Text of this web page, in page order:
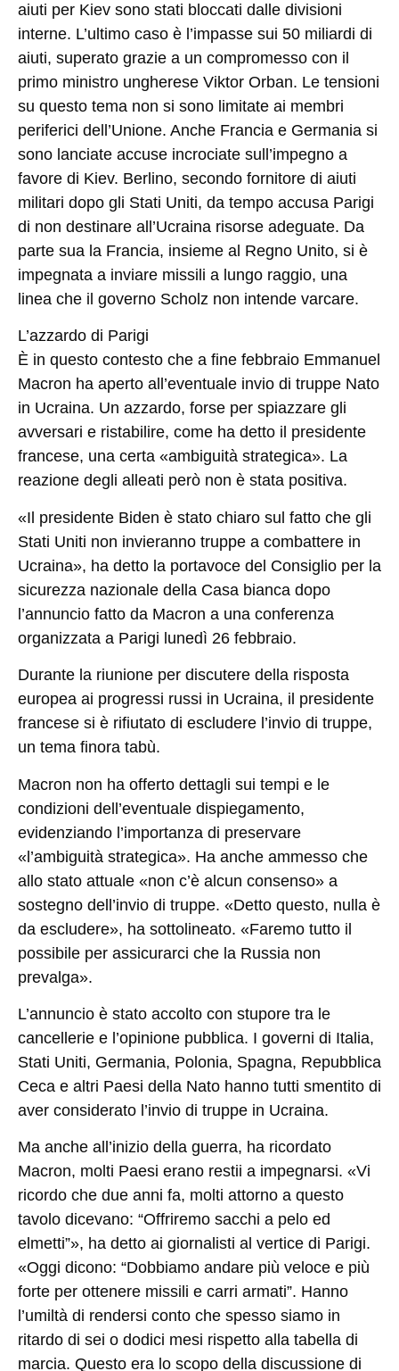
aiuti per Kiev sono stati bloccati dalle divisioni
interne. L’ultimo caso è l’impasse sui 50 miliardi di
aiuti, superato grazie a un compromesso con il
primo ministro ungherese Viktor Orban. Le tensioni
su questo tema non si sono limitate ai membri
periferici dell’Unione. Anche Francia e Germania si
sono lanciate accuse incrociate sull’impegno a
favore di Kiev. Berlino, secondo fornitore di aiuti
militari dopo gli Stati Uniti, da tempo accusa Parigi
di non destinare all’Ucraina risorse adeguate. Da
parte sua la Francia, insieme al Regno Unito, si è
impegnata a inviare missili a lungo raggio, una
linea che il governo Scholz non intende varcare.
L’azzardo di Parigi
È in questo contesto che a fine febbraio Emmanuel
Macron ha aperto all’eventuale invio di truppe Nato
in Ucraina. Un azzardo, forse per spiazzare gli
avversari e ristabilire, come ha detto il presidente
francese, una certa «ambiguità strategica». La
reazione degli alleati però non è stata positiva.
«Il presidente Biden è stato chiaro sul fatto che gli
Stati Uniti non invieranno truppe a combattere in
Ucraina», ha detto la portavoce del Consiglio per la
sicurezza nazionale della Casa bianca dopo
l’annuncio fatto da Macron a una conferenza
organizzata a Parigi lunedì 26 febbraio.
Durante la riunione per discutere della risposta
europea ai progressi russi in Ucraina, il presidente
francese si è rifiutato di escludere l’invio di truppe,
un tema finora tabù.
Macron non ha offerto dettagli sui tempi e le
condizioni dell’eventuale dispiegamento,
evidenziando l’importanza di preservare
«l’ambiguità strategica». Ha anche ammesso che
allo stato attuale «non c’è alcun consenso» a
sostegno dell’invio di truppe. «Detto questo, nulla è
da escludere», ha sottolineato. «Faremo tutto il
possibile per assicurarci che la Russia non
prevalga».
L’annuncio è stato accolto con stupore tra le
cancellerie e l’opinione pubblica. I governi di Italia,
Stati Uniti, Germania, Polonia, Spagna, Repubblica
Ceca e altri Paesi della Nato hanno tutti smentito di
aver considerato l’invio di truppe in Ucraina.
Ma anche all’inizio della guerra, ha ricordato
Macron, molti Paesi erano restii a impegnarsi. «Vi
ricordo che due anni fa, molti attorno a questo
tavolo dicevano: “Offriremo sacchi a pelo ed
elmetti”», ha detto ai giornalisti al vertice di Parigi.
«Oggi dicono: “Dobbiamo andare più veloce e più
forte per ottenere missili e carri armati”. Hanno
l’umiltà di rendersi conto che spesso siamo in
ritardo di sei o dodici mesi rispetto alla tabella di
marcia. Questo era lo scopo della discussione di